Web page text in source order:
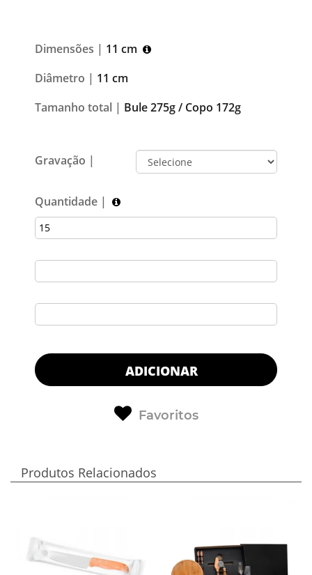
Dimensões | 11 cm
Diâmetro | 11 cm
Tamanho total | Bule 275g / Copo 172g
Gravação |
Quantidade |
ADICIONAR
Favoritos
Produtos Relacionados